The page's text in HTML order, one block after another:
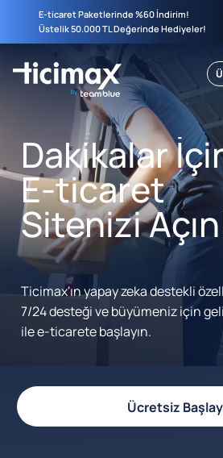
E-ticaret Paketlerinde %60 İndirim!
Üstelik 50.000 TL Değerinde Hediyeler!
Dakikalar
E-ticaret
Sitenizi
Ticimax'ın yapay zeka destekli
7/24 desteği ve büyümeniz için
ile e-ticarete başlayın.
Ücretsiz